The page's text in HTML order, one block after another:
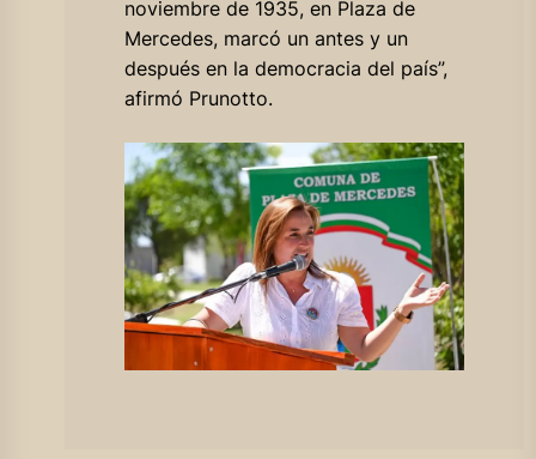
noviembre de 1935, en Plaza de
Mercedes, marcó un antes y un
después en la democracia del país”,
afirmó Prunotto.